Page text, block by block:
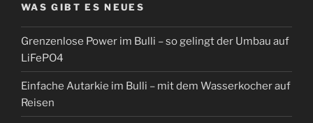
WAS GIBT ES NEUES
Grenzenlose Power im Bulli – so gelingt der Umbau auf
LiFePO4
Einfache Autarkie im Bulli – mit dem Wasserkocher auf
Reisen